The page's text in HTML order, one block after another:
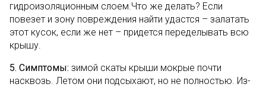
гидроизоляционным слоем.Что же делать? Если
повезет и зону повреждения найти удастся – залатать
этот кусок, если же нет – придется переделывать всю
крышу.
5. Симптомы: зимой скаты крыши мокрые почти
насквозь. Летом они подсыхают, но не полностью. Из-